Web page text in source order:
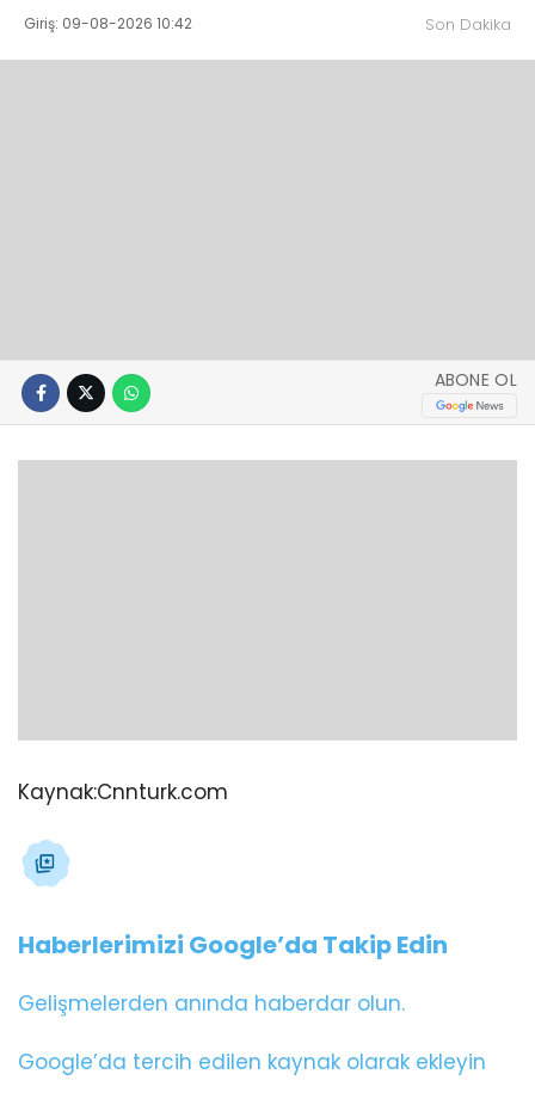
Giriş: 09-08-2026 10:42 Son Dakika
ABONE OL
Kaynak:Cnnturk.com
Haberlerimizi Google’da Takip Edin
Gelişmelerden anında haberdar olun.
Google’da tercih edilen kaynak olarak ekleyin